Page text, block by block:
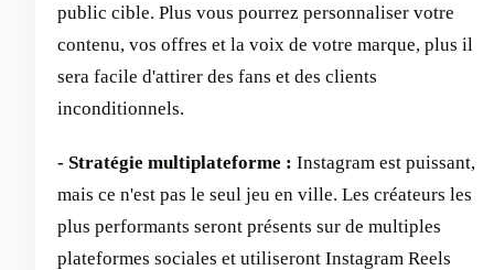
public cible. Plus vous pourrez personnaliser votre
contenu, vos offres et la voix de votre marque, plus il
sera facile d'attirer des fans et des clients
inconditionnels.
- Stratégie multiplateforme : Instagram est puissant,
mais ce n'est pas le seul jeu en ville. Les créateurs les
plus performants seront présents sur de multiples
plateformes sociales et utiliseront Instagram Reels